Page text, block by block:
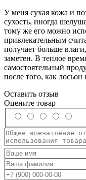
У меня сухая кожа и
сухость, иногда
тому же его можно
привлекательным
получает больше
заметен. В теплое
самостоятельный
после того, как лосьон
Оставить отзыв
Оцените товар